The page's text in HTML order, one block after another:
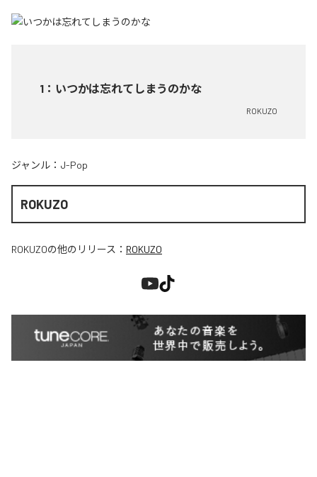
1 ： いつかは忘れてしまうのかな
ROKUZO
ジャンル： J-Pop
ROKUZO
ROKUZOの他のリリース： ROKUZO